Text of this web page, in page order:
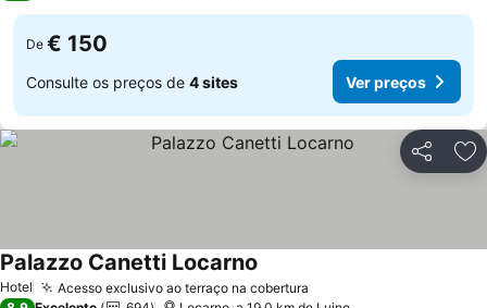
De € 150
Consulte os preços de 4 sites Ver preços
Partilhar
Hotel Acesso exclusivo ao terraço na cobertura
Palazzo Canetti Locarno